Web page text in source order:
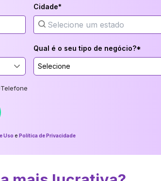
Cidade*
Qual é o seu tipo de negócio?*
Selecione
Telefone
Uso e Política de Privacidade